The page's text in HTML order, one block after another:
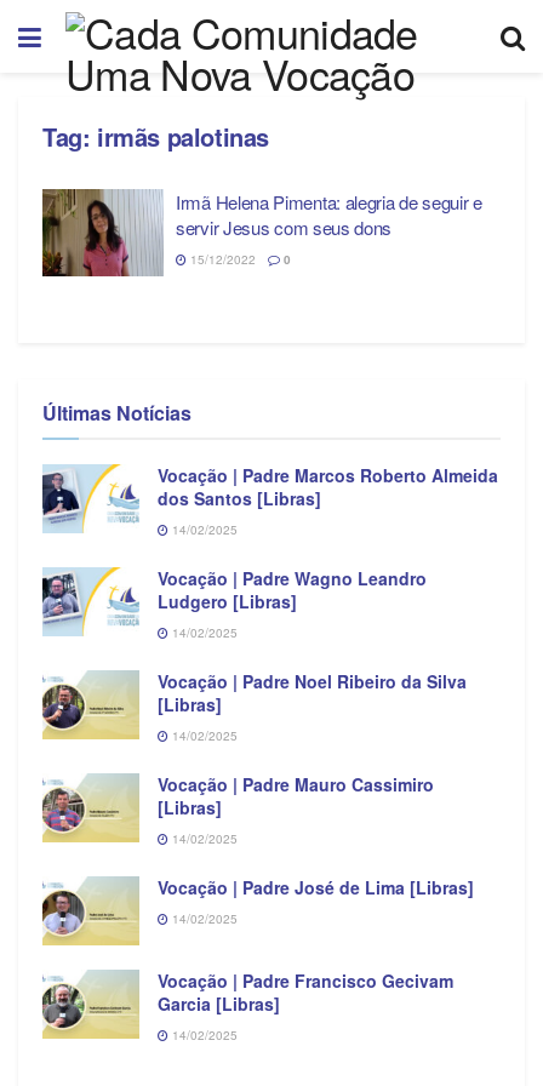
Tag: irmãs palotinas
Irmã Helena Pimenta: alegria de seguir e
servir Jesus com seus dons
15/12/2022 0
Últimas Notícias
Vocação | Padre Marcos Roberto Almeida
dos Santos [Libras]
14/02/2025
Vocação | Padre Wagno Leandro
Ludgero [Libras]
14/02/2025
Vocação | Padre Noel Ribeiro da Silva
[Libras]
14/02/2025
Vocação | Padre Mauro Cassimiro
[Libras]
14/02/2025
Vocação | Padre José de Lima [Libras]
14/02/2025
Vocação | Padre Francisco Gecivam
Garcia [Libras]
14/02/2025